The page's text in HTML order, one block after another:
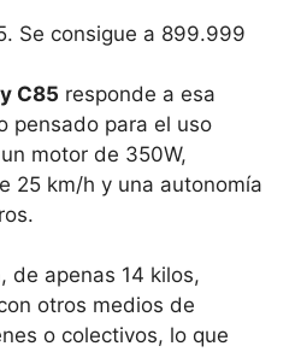
C85 responde a esa
pensado para el uso
motor de 350W,
25 km/h y una autonomía
de apenas 14 kilos,
otros medios de
o colectivos, lo que